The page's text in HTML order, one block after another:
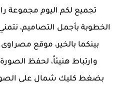
تجميع لكم اليوم مجموعة
الخطوبة بأجمل التصاميم،
بينكما بالخير، موقع
وارتباط هنيئاً، لحفظ